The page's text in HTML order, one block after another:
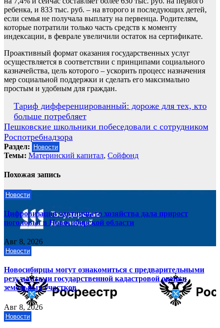
ребенка, и 833 тыс. руб. – на второго и последующих детей,
если семья не получала выплату на первенца. Родителям,
которые потратили только часть средств к моменту
индексации, в феврале увеличили остаток на сертификате.
Проактивный формат оказания государственных услуг
осуществляется в соответствии с принципами социального
казначейства, цель которого – ускорить процесс назначения
мер социальной поддержки и сделать его максимально
простым и удобным для граждан.
Навигация
по
записям
Тариф дифференцированный: дороже для тех, кто
больше потребляет
Пешковские школьники побеседовали с сотрудником
Роспотребнадзора
Раздел: Новости
Темы: Материнский капитал, Сойфонд
Похожая запись
Новости
Цифровизация охотничьего хозяйства дала прирост
поголовья в Новосибирской области
Авг 8, 2026
Новости
Новосибирцы могут ознакомиться с предварительными
результатами государственной кадастровой оценки
земельных участков
Авг 8, 2026
Новости